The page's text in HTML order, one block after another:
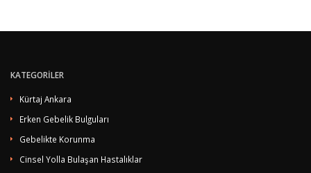
KATEGORİLER
Kürtaj Ankara
Erken Gebelik Bulguları
Gebelikte Korunma
Cinsel Yolla Bulaşan Hastalıklar